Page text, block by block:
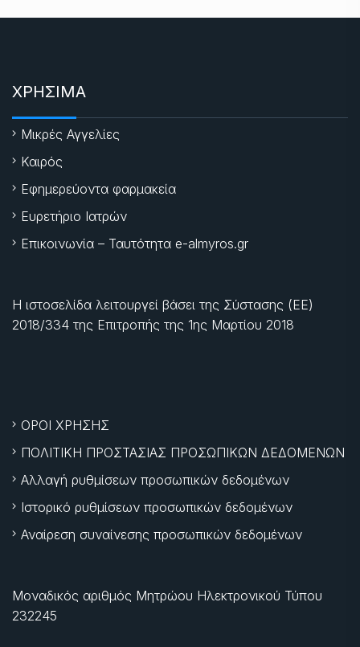
ΧΡΗΣΙΜΑ
Μικρές Αγγελίες
Καιρός
Εφημερεύοντα φαρμακεία
Ευρετήριο Ιατρών
Επικοινωνία – Ταυτότητα e-almyros.gr
Η ιστοσελίδα λειτουργεί βάσει της Σύστασης (ΕΕ)
2018/334 της Επιτροπής της 1ης Μαρτίου 2018
ΟΡΟΙ ΧΡΗΣΗΣ
ΠΟΛΙΤΙΚΗ ΠΡΟΣΤΑΣΙΑΣ ΠΡΟΣΩΠΙΚΩΝ ΔΕΔΟΜΕΝΩΝ
Αλλαγή ρυθμίσεων προσωπικών δεδομένων
Ιστορικό ρυθμίσεων προσωπικών δεδομένων
Αναίρεση συναίνεσης προσωπικών δεδομένων
Μοναδικός αριθμός Μητρώου Ηλεκτρονικού Τύπου
232245